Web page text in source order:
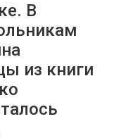
В
из книги